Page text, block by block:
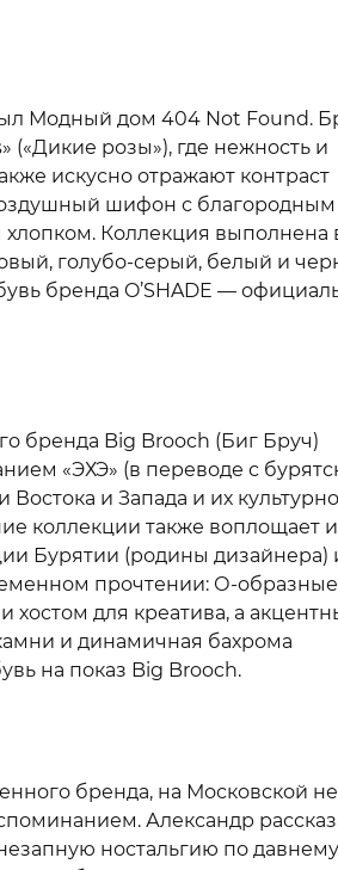
Модный дом 404 Not Found.
розы»), где нежность и
искусно отражают контраст
шифон с благородным
хлопком. Коллекция выполнена
голубо-серый, белый и
бренда O’SHADE —
бренда Big Brooch (Биг Бруч)
«ЭХЭ» (в переводе с
и Запада и их
коллекции также воплощает
Бурятии (родины дизайнера)
прочтении: О-образные
для креатива, а
и динамичная бахрома
на показ Big Brooch.
бренда, на Московской
Александр
ностальгию по давнему